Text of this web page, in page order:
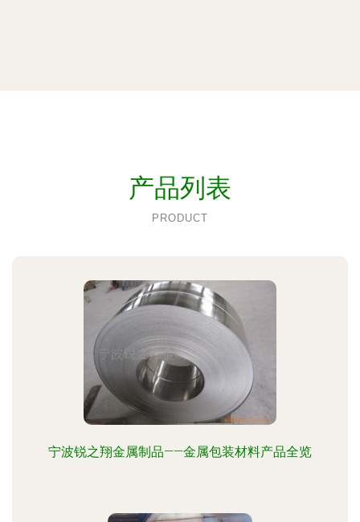
产品列表
PRODUCT
宁波锐之翔金属制品——金属包装材料产品全览